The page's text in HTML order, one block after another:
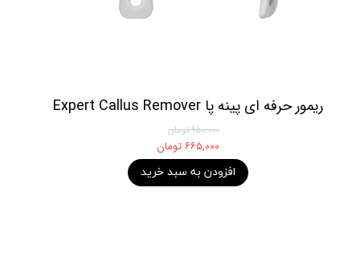
ریمور حرفه ای پینه پا Expert Callus Remover
۹۵۰,۰۰۰ تومان
۶۶۵,۰۰۰ تومان
افزودن به سبد خرید